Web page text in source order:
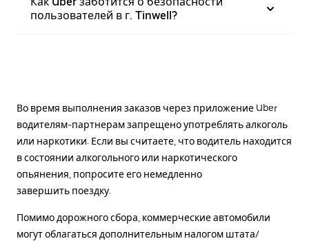
пользователей в г. Tinwell?
Во время выполнения заказов через приложение Uber
водителям-партнерам запрещено употреблять алкоголь
или наркотики. Если вы считаете, что водитель находится
в состоянии алкогольного или наркотического
опьянения, попросите его немедленно
завершить поездку.
Помимо дорожного сбора, коммерческие автомобили
могут облагаться дополнительным налогом штата/